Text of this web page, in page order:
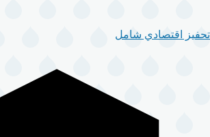
تحفيز اقتصادي شامل